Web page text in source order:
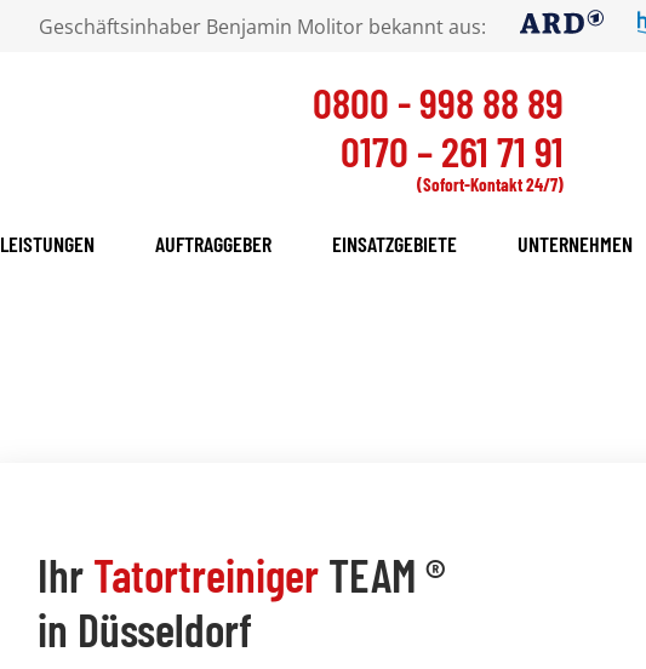
Geschäftsinhaber Benjamin Molitor bekannt aus:
0800 - 998 88 89
0170 – 261 71 91
(Sofort-Kontakt 24/7)
LEISTUNGEN AUFTRAGGEBER EINSATZGEBIETE UNTERNEHMEN
IhrTatortreinigerTEAM ®
in Düsseldorf